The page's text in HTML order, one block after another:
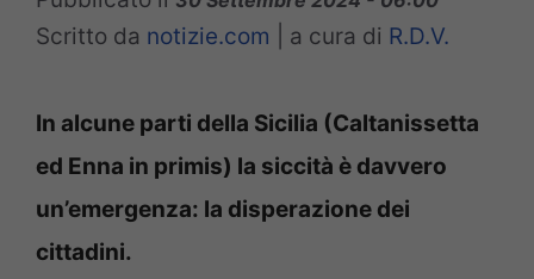
Scritto da notizie.com a cura di R.D.V.
In alcune parti della Sicilia (Caltanissetta
ed Enna in primis) la siccità è davvero
un’emergenza: la disperazione dei
cittadini.